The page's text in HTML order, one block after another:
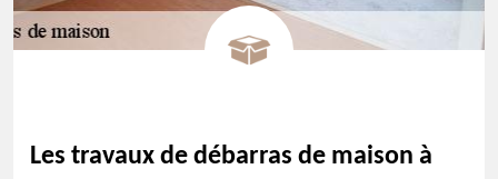
Les travaux de débarras de maison à